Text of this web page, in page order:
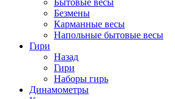
Бытовые весы
Безмены
Карманные весы
Напольные бытовые весы
Гири
Назад
Гири
Наборы гирь
Динамометры